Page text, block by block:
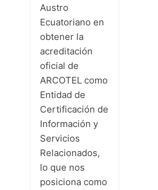
Austro
Ecuatoriano en
obtener la
acreditación
oficial de
ARCOTEL como
Entidad de
Certificación de
Información y
Servicios
Relacionados,
lo que nos
posiciona como